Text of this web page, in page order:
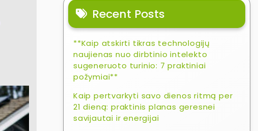
Recent Posts
**Kaip atskirti tikras technologijų
naujienas nuo dirbtinio intelekto
sugeneruoto turinio: 7 praktiniai
požymiai**
Kaip pertvarkyti savo dienos ritmą per
21 dieną: praktinis planas geresnei
savijautai ir energijai